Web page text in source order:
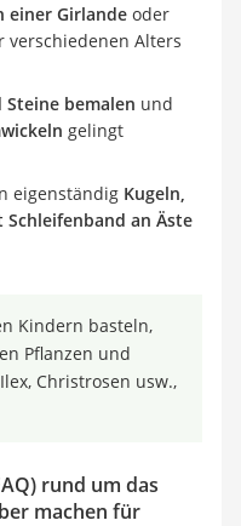
einer Girlande oder
verschiedenen Alters
Steine bemalen und
gelingt
eigenständig Kugeln,
an Äste
Kindern basteln,
Pflanzen und
Christrosen usw.,
rund um das
machen für